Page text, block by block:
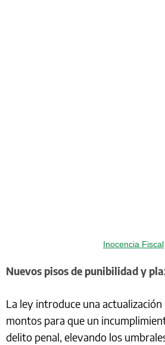
Inocencia Fiscal
Nuevos pisos de punibilidad y
La ley introduce una
montos para que un
delito penal, elevando los